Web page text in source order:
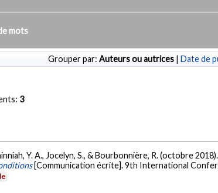
mots
Grouper par: Auteurs ou autrices | Date de
3
Y. A., Jocelyn, S., & Bourbonnière, R. (octobre 2018).
[Communication écrite]. 9th International